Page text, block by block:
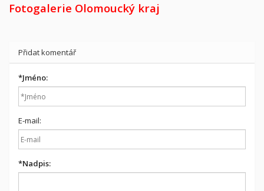
Fotogalerie Olomoucký kraj
Přidat komentář
*Jméno:
E-mail:
*Nadpis: